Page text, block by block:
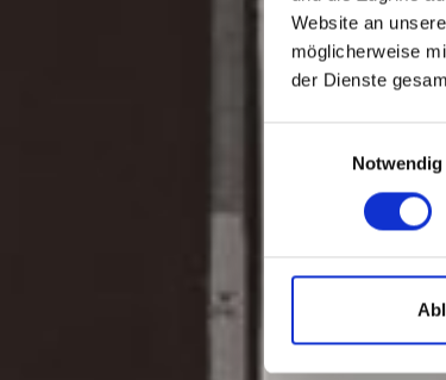
Website an
möglicherweise
der Dienste
Notwendig